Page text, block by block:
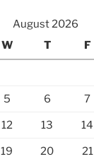
August 2026
W T F
5 6 7
12 13 14
19 20 21